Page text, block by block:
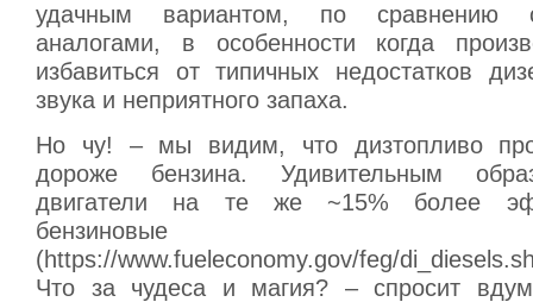
удачным вариантом, по сравнению
аналогами, в особенности когда
избавиться от типичных недостатков
звука и неприятного запаха.
Но чу! – мы видим, что дизтопливо
дороже бензина. Удивительным
двигатели на те же ~15% более
бензиновые
(https://www.fueleconomy.gov/feg/
Что за чудеса и магия? – спросит